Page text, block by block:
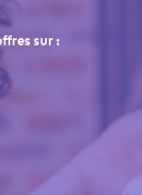
sur :